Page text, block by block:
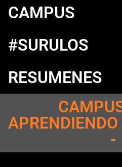
CAMPUS
#SURULOS
RESUMENES
-